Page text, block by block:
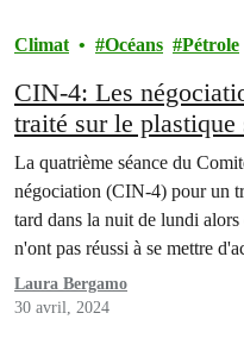
Climat Océans Pétrole
CIN-4: Les
traité sur le plastique
décevante sous un
La quatrième séance du
négociation (CIN-4) pour un
tard dans la nuit de lundi
n'ont pas réussi à se mettre
à la réduction de la production
les travaux intersessions,
Laura Bergamo
30 avril, 2024